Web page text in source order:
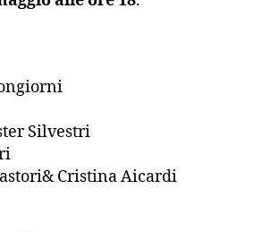
Silvestri
Cristina Aicardi